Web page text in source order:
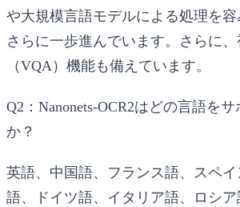
や大規模言語モデルによる処理を容
さらに一歩進んでいます。さらに
（VQA）機能も備えています。
Q2：Nanonets-OCR2はどの言語を
か？
英語、中国語、フランス語、スペ
語、ドイツ語、イタリア語、ロシ